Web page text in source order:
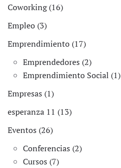
Coworking (16)
Empleo (3)
Emprendimiento (17)
Emprendedores (2)
Emprendimiento Social (1)
Empresas (1)
esperanza 11 (13)
Eventos (26)
Conferencias (2)
Cursos (7)